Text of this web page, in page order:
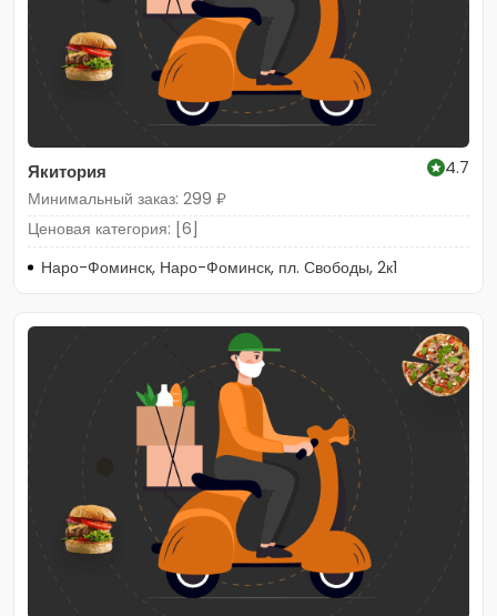
Якитория
4.7
Минимальный заказ: 299 ₽
Ценовая категория: [6]
Наро-Фоминск, Наро-Фоминск, пл. Свободы, 2к1